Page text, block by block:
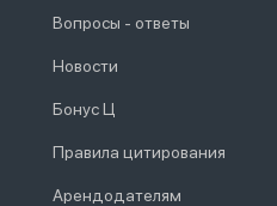
Вопросы - ответы
Новости
Бонус Ц
Правила цитирования
Арендодателям